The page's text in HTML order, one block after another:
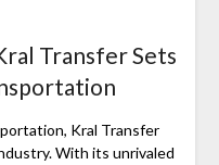
Transfer Sets
Kral Transfer
With its unrivaled